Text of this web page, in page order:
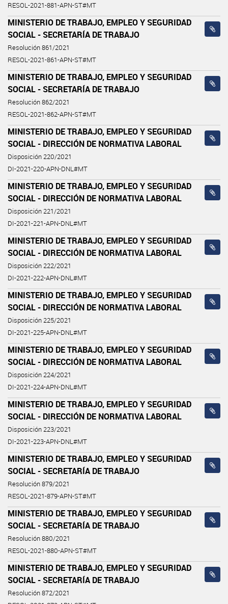
RESOL-2021-881-APN-ST#MT
MINISTERIO DE TRABAJO, EMPLEO Y SEGURIDAD
SOCIAL - SECRETARÍA DE TRABAJO
Resolución 861/2021
RESOL-2021-861-APN-ST#MT
MINISTERIO DE TRABAJO, EMPLEO Y SEGURIDAD
SOCIAL - SECRETARÍA DE TRABAJO
Resolución 862/2021
RESOL-2021-862-APN-ST#MT
MINISTERIO DE TRABAJO, EMPLEO Y SEGURIDAD
SOCIAL - DIRECCIÓN DE NORMATIVA LABORAL
Disposición 220/2021
DI-2021-220-APN-DNL#MT
MINISTERIO DE TRABAJO, EMPLEO Y SEGURIDAD
SOCIAL - DIRECCIÓN DE NORMATIVA LABORAL
Disposición 221/2021
DI-2021-221-APN-DNL#MT
MINISTERIO DE TRABAJO, EMPLEO Y SEGURIDAD
SOCIAL - DIRECCIÓN DE NORMATIVA LABORAL
Disposición 222/2021
DI-2021-222-APN-DNL#MT
MINISTERIO DE TRABAJO, EMPLEO Y SEGURIDAD
SOCIAL - DIRECCIÓN DE NORMATIVA LABORAL
Disposición 225/2021
DI-2021-225-APN-DNL#MT
MINISTERIO DE TRABAJO, EMPLEO Y SEGURIDAD
SOCIAL - DIRECCIÓN DE NORMATIVA LABORAL
Disposición 224/2021
DI-2021-224-APN-DNL#MT
MINISTERIO DE TRABAJO, EMPLEO Y SEGURIDAD
SOCIAL - DIRECCIÓN DE NORMATIVA LABORAL
Disposición 223/2021
DI-2021-223-APN-DNL#MT
MINISTERIO DE TRABAJO, EMPLEO Y SEGURIDAD
SOCIAL - SECRETARÍA DE TRABAJO
Resolución 879/2021
RESOL-2021-879-APN-ST#MT
MINISTERIO DE TRABAJO, EMPLEO Y SEGURIDAD
SOCIAL - SECRETARÍA DE TRABAJO
Resolución 880/2021
RESOL-2021-880-APN-ST#MT
MINISTERIO DE TRABAJO, EMPLEO Y SEGURIDAD
SOCIAL - SECRETARÍA DE TRABAJO
Resolución 872/2021